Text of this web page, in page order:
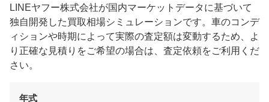
LINEヤフー株式会社が国内マーケットデータに基づいて
独自開発した買取相場シミュレーションです。車のコンデ
ィションや時期によって実際の査定額は変動するため、よ
り正確な見積りをご希望の場合は、査定依頼をご利用くだ
さい。
年式